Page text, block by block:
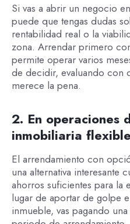
Si vas a abrir un negocio
puede que tengas dudas
rentabilidad real o la
zona. Arrendar primero
permite operar varios
de decidir, evaluando con
merece la pena.
2. En operaciones
inmobiliaria flexible
El arrendamiento con
una alternativa interesante
ahorros suficientes para la
lugar de aportar de golpe
inmueble, vas pagando